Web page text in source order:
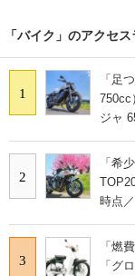
「バイク」のアクセ
1
「足
750cc
ジャ
2
「希
時点
3
「燃
「グ